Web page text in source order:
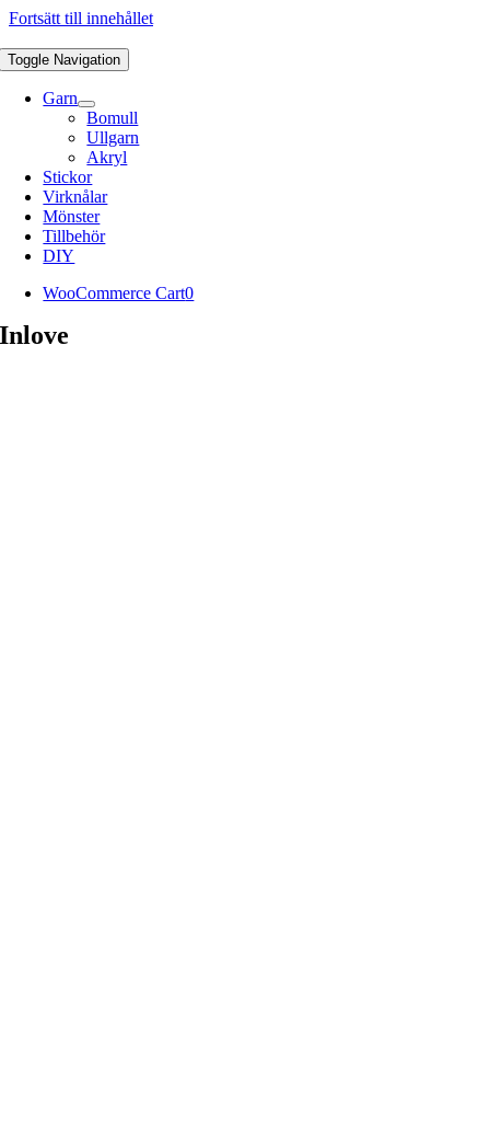
Fortsätt till innehållet
Toggle Navigation
Garn
Bomull
Ullgarn
Akryl
Stickor
Virknålar
Mönster
Tillbehör
DIY
WooCommerce Cart0
Inlove